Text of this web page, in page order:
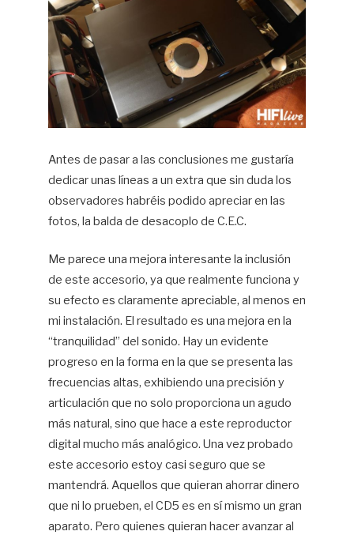
Antes de pasar a las conclusiones me gustaría
dedicar unas líneas a un extra que sin duda los
observadores habréis podido apreciar en las
fotos, la balda de desacoplo de C.E.C.
Me parece una mejora interesante la inclusión
de este accesorio, ya que realmente funciona y
su efecto es claramente apreciable, al menos en
mi instalación. El resultado es una mejora en la
“tranquilidad” del sonido. Hay un evidente
progreso en la forma en la que se presenta las
frecuencias altas, exhibiendo una precisión y
articulación que no solo proporciona un agudo
más natural, sino que hace a este reproductor
digital mucho más analógico. Una vez probado
este accesorio estoy casi seguro que se
mantendrá. Aquellos que quieran ahorrar dinero
que ni lo prueben, el CD5 es en sí mismo un gran
aparato. Pero quienes quieran hacer avanzar al